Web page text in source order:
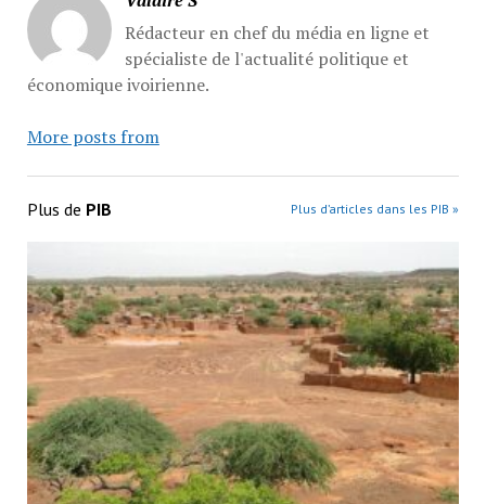
Rédacteur en chef du média en ligne et
spécialiste de l'actualité politique et
économique ivoirienne.
More posts from
Plus de PIB Plus d’articles dans les PIB »